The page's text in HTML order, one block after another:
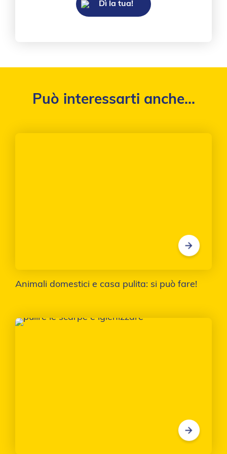
Dì la tua!
Può interessarti anche...
Animali domestici e casa pulita: si può fare!